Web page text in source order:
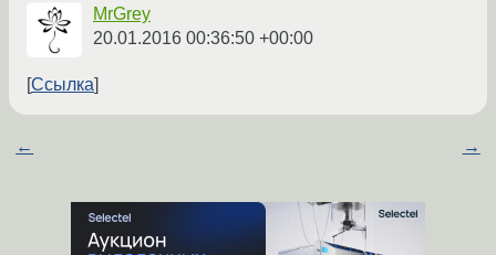
MrGrey
20.01.2016 00:36:50 +00:00
Ссылка
← →